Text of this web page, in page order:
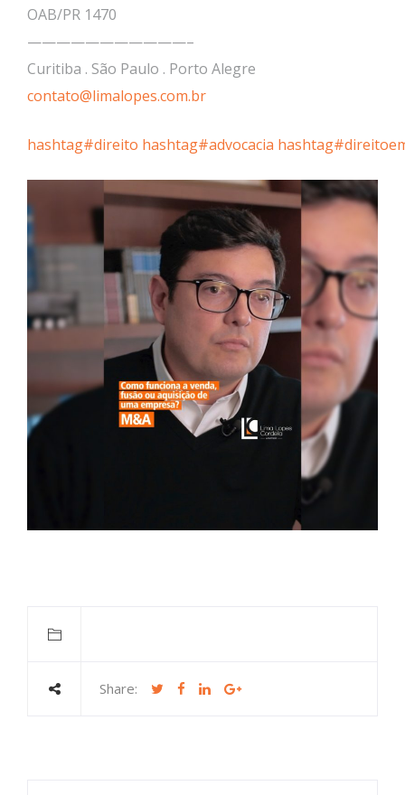
OAB/PR 1470
———————————–
Curitiba . São Paulo . Porto Alegre
contato@limalopes.com.br
hashtag#direito hashtag#advocacia
Share: